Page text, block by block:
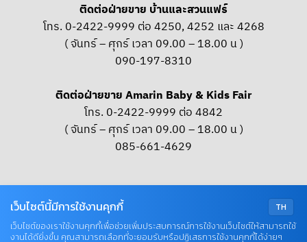
ติดต่อฝ่ายขาย บ้านและสวนแฟร์
โทร. 0-2422-9999 ต่อ 4250, 4252 และ 4268
( จันทร์ – ศุกร์ เวลา 09.00 – 18.00 น )
090-197-8310
ติดต่อฝ่ายขาย Amarin Baby & Kids Fair
โทร. 0-2422-9999 ต่อ 4842
( จันทร์ – ศุกร์ เวลา 09.00 – 18.00 น )
085-661-4629
TH
เว็บไซต์นี้มีการใช้งานคุกกี้
เว็บไซต์ของเราใช้งานคุกกี้เพื่อช่วยเพิ่มประสบการณ์การใช้งานเว็บไซต์ให้สามารถใช้
งานได้ดียิ่งขึ้น คุณสามารถเลือกที่จะยอมรับหรือปฏิเสธการใช้งานคุกกี้ได้ง่ายๆ